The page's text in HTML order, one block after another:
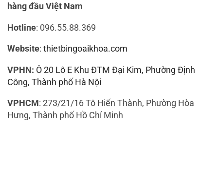
hàng đầu Việt Nam
Hotline: 096.55.88.369
Website: thietbingoaikhoa.com
VPHN: Ô 20 Lô E Khu ĐTM Đại Kim, Phường Định
Công, Thành phố Hà Nội
VPHCM: 273/21/16 Tô Hiến Thành, Phường Hòa
Hưng, Thành phố Hồ Chí Minh